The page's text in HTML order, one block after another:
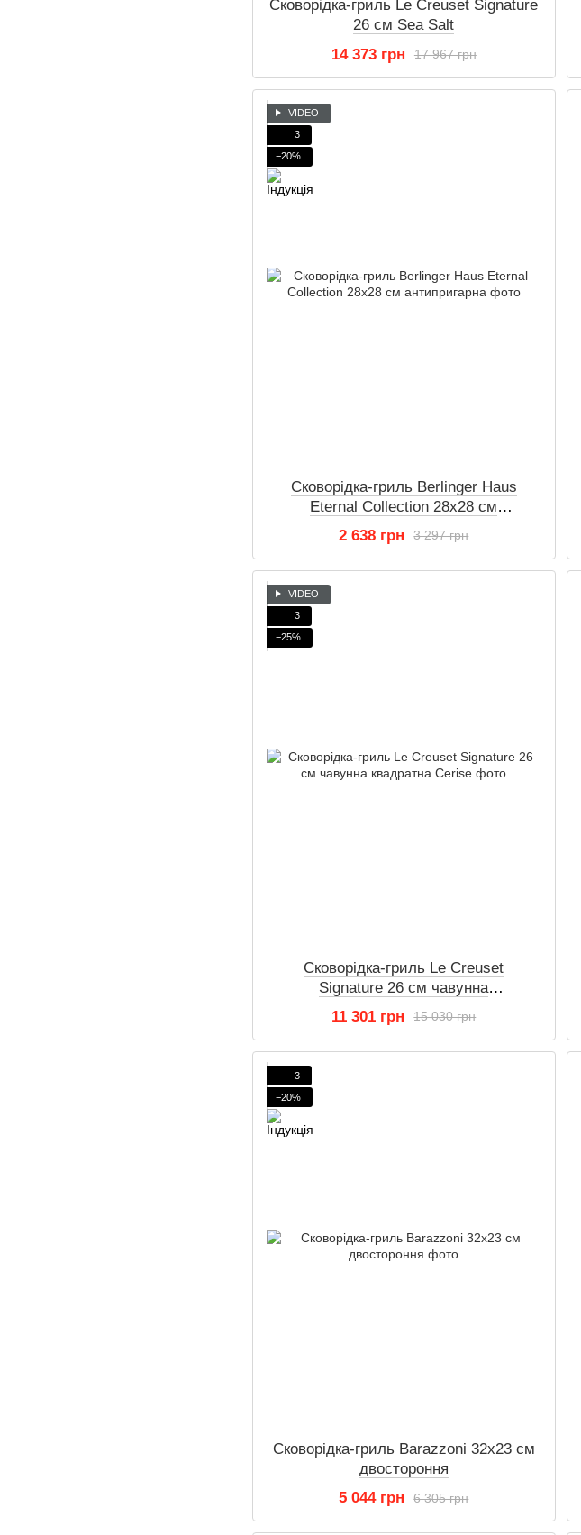
Сковорідка-гриль Le Creuset Signature
26 см Sea Salt
17 967 грн
14 373 грн
VIDEO
3
−20%
Сковорідка-гриль Berlinger Haus
Eternal Collection 28х28 см
антипригарна
3 297 грн
2 638 грн
VIDEO
3
−25%
Сковорідка-гриль Le Creuset
Signature 26 см чавунна
квадратна Cerise
15 030 грн
11 301 грн
3
−20%
Сковорідка-гриль Barazzoni 32x23 см
двостороння
6 305 грн
5 044 грн